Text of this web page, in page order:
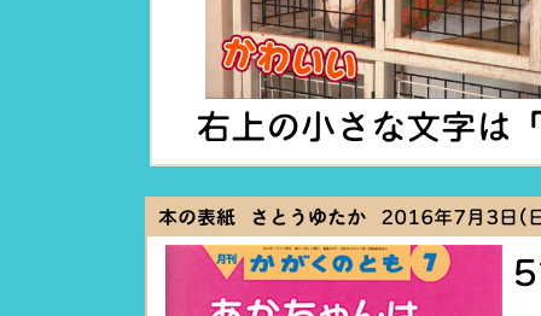
右上の小さな文字は
本の表紙 さとうゆたか 2016年7月3日(